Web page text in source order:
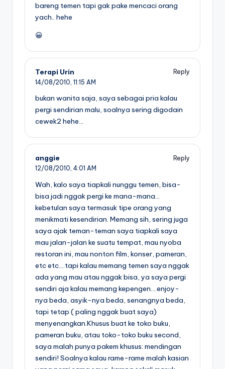
bareng temen tapi gak pake mencaci orang
yach.. hehe
😀
Terapi Urin
Reply
14/08/2010, 11:15 AM
bukan wanita saja, saya sebagai pria kalau
pergi sendirian malu, soalnya sering digodain
cewek2 hehe…
anggie
Reply
12/08/2010, 4:01 AM
Wah, kalo saya tiapkali nunggu temen, bisa-
bisa jadi nggak pergi ke mana-mana…
kebetulan saya termasuk tipe orang yang
menikmati kesendirian. Memang sih, sering juga
saya ajak teman-teman saya tiapkali saya
mau jalan-jalan ke suatu tempat, mau nyoba
restoran ini, mau nonton film, konser, pameran,
etc etc….tapi kalau memang temen saya nggak
ada yang mau atau nggak bisa, ya saya pergi
sendiri aja kalau memang kepengen….enjoy-
nya beda, asyik-nya beda, senangnya beda,
tapi tetap ( paling nggak buat saya)
menyenangkan.Khusus buat ke toko buku,
pameran buku, atau toko-toko buku second,
saya malah punya pakem khusus: mendingan
sendiri! Soalnya kalau rame-rame malah kasian